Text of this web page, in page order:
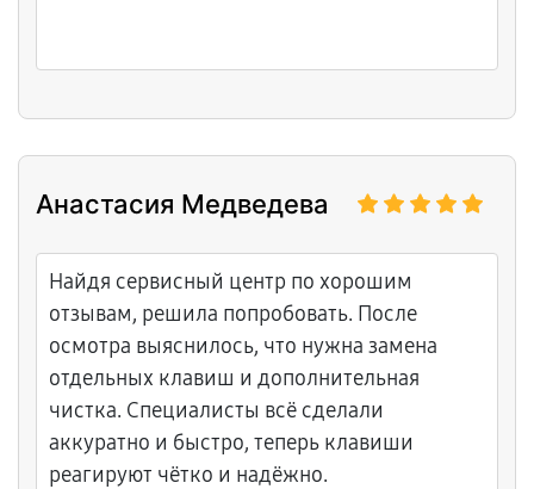
Анастасия Медведева
Найдя сервисный центр по хорошим
отзывам, решила попробовать. После
осмотра выяснилось, что нужна замена
отдельных клавиш и дополнительная
чистка. Специалисты всё сделали
аккуратно и быстро, теперь клавиши
реагируют чётко и надёжно.